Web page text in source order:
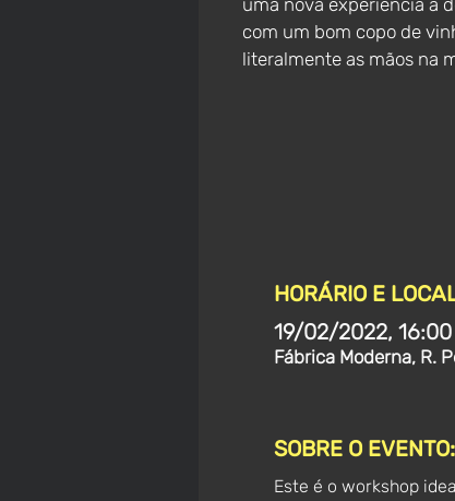
uma nova experiência a
com um bom copo de
literalmente as mãos na
HORÁRIO E
19/02/2022,
Fábrica Moderna, R.
SOBRE O EVENTO:
Este é o workshop